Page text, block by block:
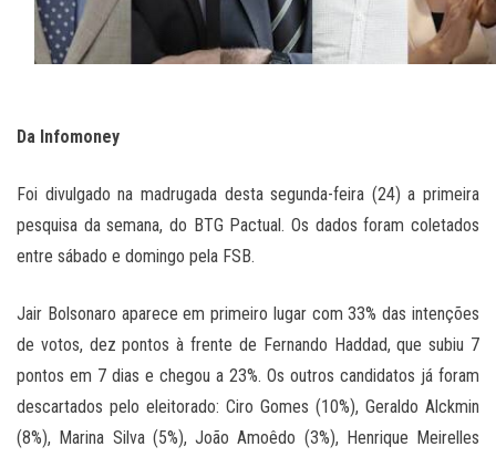
Da Infomoney
Foi divulgado na madrugada desta segunda-feira (24) a primeira
pesquisa da semana, do BTG Pactual. Os dados foram coletados
entre sábado e domingo pela FSB.
Jair Bolsonaro aparece em primeiro lugar com 33% das intenções
de votos, dez pontos à frente de Fernando Haddad, que subiu 7
pontos em 7 dias e chegou a 23%. Os outros candidatos já foram
descartados pelo eleitorado: Ciro Gomes (10%), Geraldo Alckmin
(8%), Marina Silva (5%), João Amoêdo (3%), Henrique Meirelles